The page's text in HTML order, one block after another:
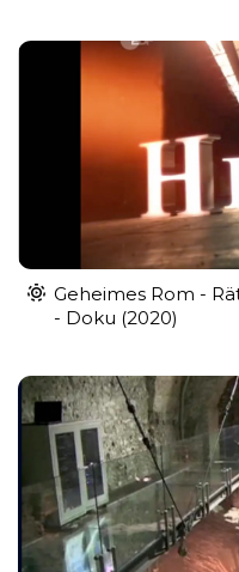
Geheimes Rom -
- Doku (2020)